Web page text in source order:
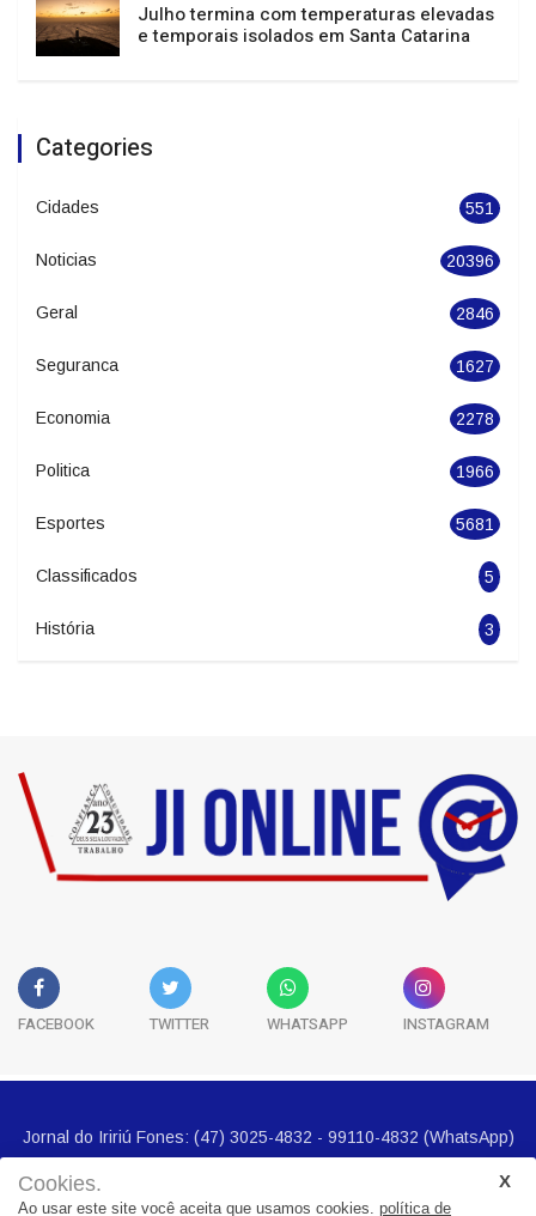
Cookies.
Ao usar este site você aceita que usamos cookies. política de
Julho termina com temperaturas elevadas
e temporais isolados em Santa Catarina
Categories
Cidades 551
Noticias 20396
Geral 2846
Seguranca 1627
Economia 2278
Politica 1966
Esportes 5681
Classificados 5
História 3
FACEBOOK TWITTER WHATSAPP INSTAGRAM
Jornal do Iririú Fones: (47) 3025-4832 - 99110-4832 (WhatsApp)